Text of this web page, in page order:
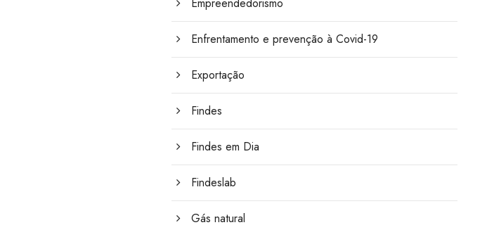
Enfrentamento e prevenção à Covid-19
Exportação
Findes
Findes em Dia
Findeslab
Gás natural